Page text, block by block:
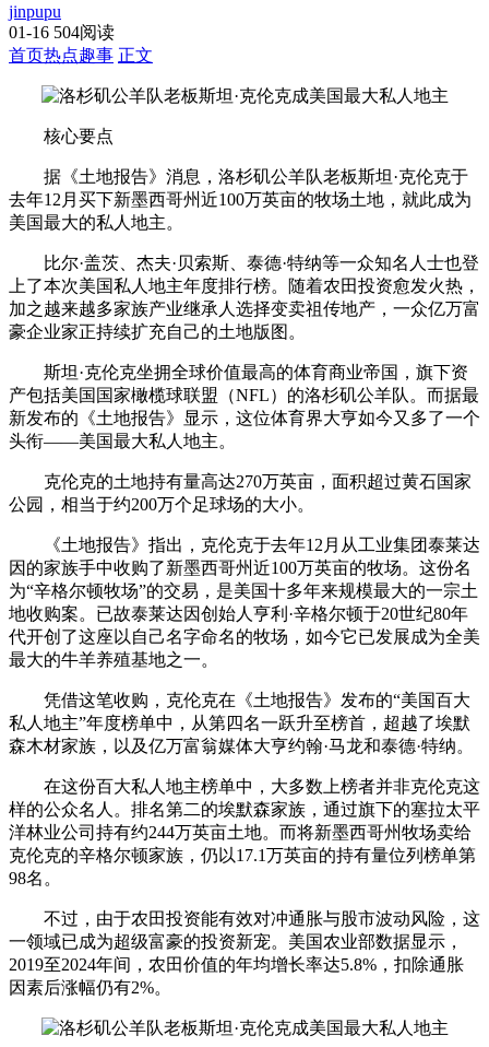
jinpupu
01-16 504阅读
首页热点趣事 正文
核心要点
据《土地报告》消息，洛杉矶公羊队老板斯坦·克伦克于
去年12月买下新墨西哥州近100万英亩的牧场土地，就此成为
美国最大的私人地主。
比尔·盖茨、杰夫·贝索斯、泰德·特纳等一众知名人士也登
上了本次美国私人地主年度排行榜。随着农田投资愈发火热，
加之越来越多家族产业继承人选择变卖祖传地产，一众亿万富
豪企业家正持续扩充自己的土地版图。
斯坦·克伦克坐拥全球价值最高的体育商业帝国，旗下资
产包括美国国家橄榄球联盟（NFL）的洛杉矶公羊队。而据最
新发布的《土地报告》显示，这位体育界大亨如今又多了一个
头衔——美国最大私人地主。
克伦克的土地持有量高达270万英亩，面积超过黄石国家
公园，相当于约200万个足球场的大小。
《土地报告》指出，克伦克于去年12月从工业集团泰莱达
因的家族手中收购了新墨西哥州近100万英亩的牧场。这份名
为“辛格尔顿牧场”的交易，是美国十多年来规模最大的一宗土
地收购案。已故泰莱达因创始人亨利·辛格尔顿于20世纪80年
代开创了这座以自己名字命名的牧场，如今它已发展成为全美
最大的牛羊养殖基地之一。
凭借这笔收购，克伦克在《土地报告》发布的“美国百大
私人地主”年度榜单中，从第四名一跃升至榜首，超越了埃默
森木材家族，以及亿万富翁媒体大亨约翰·马龙和泰德·特纳。
在这份百大私人地主榜单中，大多数上榜者并非克伦克这
样的公众名人。排名第二的埃默森家族，通过旗下的塞拉太平
洋林业公司持有约244万英亩土地。而将新墨西哥州牧场卖给
克伦克的辛格尔顿家族，仍以17.1万英亩的持有量位列榜单第
98名。
不过，由于农田投资能有效对冲通胀与股市波动风险，这
一领域已成为超级富豪的投资新宠。美国农业部数据显示，
2019至2024年间，农田价值的年均增长率达5.8%，扣除通胀
因素后涨幅仍有2%。